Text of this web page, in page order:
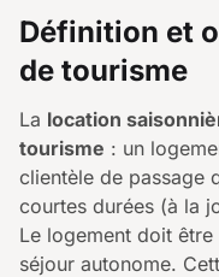
Définition et
de tourisme
La location
tourisme : un
clientèle de passage
courtes durées (à la
Le logement doit
séjour autonome.